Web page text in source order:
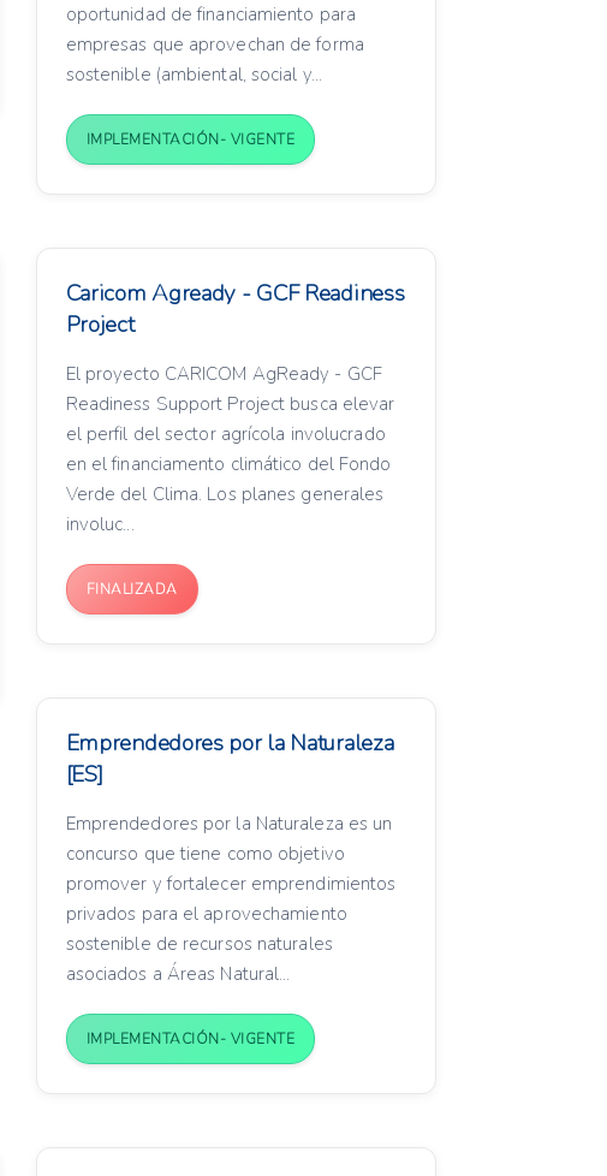
oportunidad de financiamiento para
empresas que aprovechan de forma
sostenible (ambiental, social y...
IMPLEMENTACIÓN- VIGENTE
Caricom Agready - GCF Readiness
Project
El proyecto CARICOM AgReady - GCF
Readiness Support Project busca elevar
el perfil del sector agrícola involucrado
en el financiamento climático del Fondo
Verde del Clima. Los planes generales
involuc...
FINALIZADA
Emprendedores por la Naturaleza
[ES]
Emprendedores por la Naturaleza es un
concurso que tiene como objetivo
promover y fortalecer emprendimientos
privados para el aprovechamiento
sostenible de recursos naturales
asociados a Áreas Natural...
IMPLEMENTACIÓN- VIGENTE